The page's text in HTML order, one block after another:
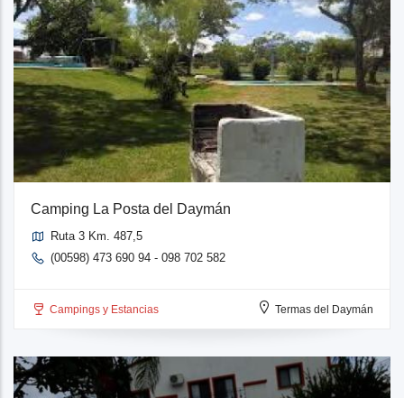
Camping La Posta del Daymán
Ruta 3 Km. 487,5
(00598) 473 690 94 - 098 702 582
Campings y Estancias Termas del Daymán